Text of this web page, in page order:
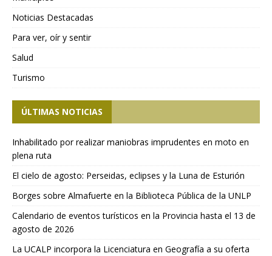
Noticias Destacadas
Para ver, oír y sentir
Salud
Turismo
ÚLTIMAS NOTICIAS
Inhabilitado por realizar maniobras imprudentes en moto en
plena ruta
El cielo de agosto: Perseidas, eclipses y la Luna de Esturión
Borges sobre Almafuerte en la Biblioteca Pública de la UNLP
Calendario de eventos turísticos en la Provincia hasta el 13 de
agosto de 2026
La UCALP incorpora la Licenciatura en Geografía a su oferta